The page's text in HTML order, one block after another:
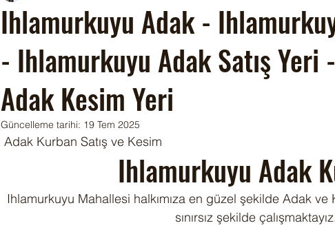
Ihlamurkuyu Adak -
- Ihlamurkuyu Adak Satış
Adak Kesim Yeri
Güncelleme tarihi: 19 Tem 2025
Adak Kurban Satış ve Kesim
Ihlamurkuyu Adak
Ihlamurkuyu Mahallesi halkımıza en güzel şekilde Adak
sınırsız şekilde